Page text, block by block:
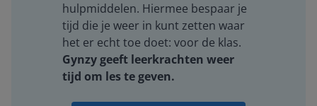
hulpmiddelen. Hiermee bespaar je
tijd die je weer in kunt zetten waar
het er echt toe doet: voor de klas.
Gynzy geeft leerkrachten weer
tijd om les te geven.